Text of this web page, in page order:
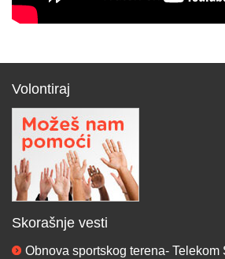
Volontiraj
Skorašnje vesti
Obnova sportskog terena- Telekom